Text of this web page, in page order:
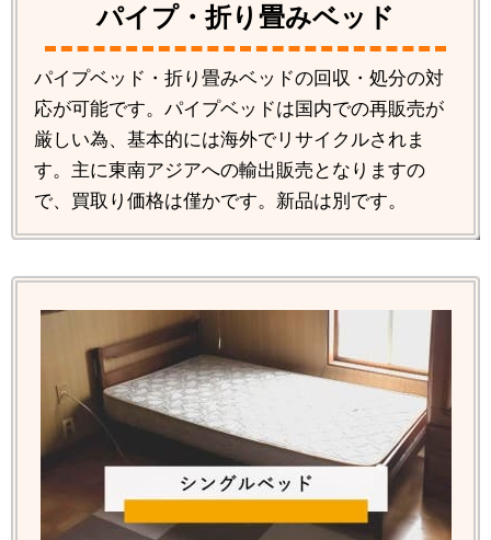
パイプ・折り畳みベッド
パイプベッド・折り畳みベッドの回収・処分の対
応が可能です。パイプベッドは国内での再販売が
厳しい為、基本的には海外でリサイクルされま
す。主に東南アジアへの輸出販売となりますの
で、買取り価格は僅かです。新品は別です。